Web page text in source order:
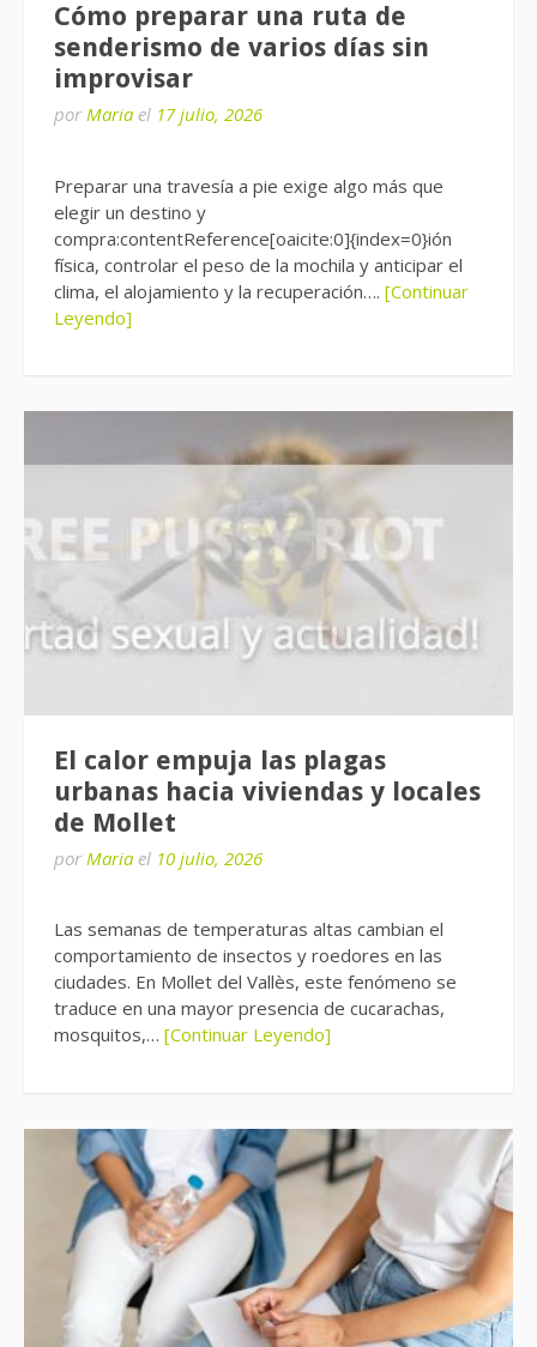
Cómo preparar una ruta de
senderismo de varios días sin
improvisar
por Maria el 17 julio, 2026
Preparar una travesía a pie exige algo más que
elegir un destino y
compra:contentReference[oaicite:0]{index=0}ión
física, controlar el peso de la mochila y anticipar el
clima, el alojamiento y la recuperación…. [Continuar
Leyendo]
El calor empuja las plagas
urbanas hacia viviendas y locales
de Mollet
por Maria el 10 julio, 2026
Las semanas de temperaturas altas cambian el
comportamiento de insectos y roedores en las
ciudades. En Mollet del Vallès, este fenómeno se
traduce en una mayor presencia de cucarachas,
mosquitos,… [Continuar Leyendo]